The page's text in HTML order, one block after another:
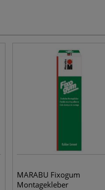
MARABU Fixogum
Montagekleber